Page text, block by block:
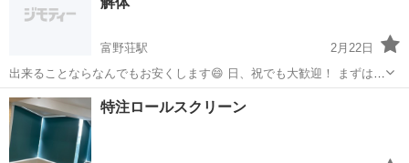
老舗茶道具問屋に長年在籍してい...
富野荘駅
2月22日
出来ることならなんでもお安くします😄 日、祝でも大歓迎！ まずはご
連絡お待ちしております。 他社のお見積り額より必ず値引きます！
京都 城陽市 富野荘駅 リサイクルショップ
特注ロールスクリーン